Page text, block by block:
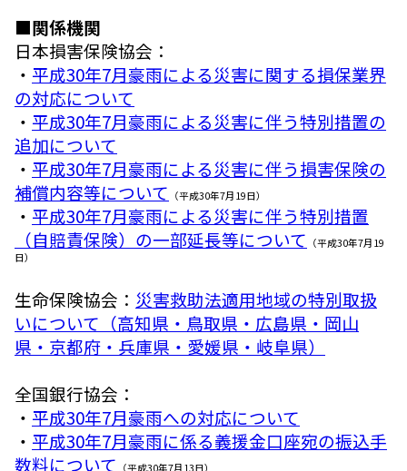
■関係機関
日本損害保険協会：
・ 平成30年7月豪雨による災害に関する損保業界
の対応について
・ 平成30年7月豪雨による災害に伴う特別措置の
追加について
・ 平成30年7月豪雨による災害に伴う損害保険の
補償内容等について （平成30年7月19日）
・ 平成30年7月豪雨による災害に伴う特別措置
（自賠責保険）の一部延長等について （平成30年7月19
日）
生命保険協会： 災害救助法適用地域の特別取扱
いについて（高知県・鳥取県・広島県・岡山
県・京都府・兵庫県・愛媛県・岐阜県）
全国銀行協会：
・ 平成30年7月豪雨への対応について
・ 平成30年7月豪雨に係る義援金口座宛の振込手
数料について （平成30年7月13日）